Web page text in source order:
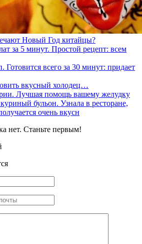
Новый Год китайцы?
за 5 минут. Простой рецепт: всем
всего за 30 минут: придает
вкусный холодец…
Лучшая помощь вашему желудку
бульон. Узнала в ресторане,
очень вкусн
нет. Станьте первым!